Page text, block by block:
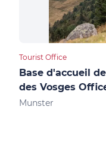
Tourist Office
Base d'accueil
des Vosges
de Munster
Munster